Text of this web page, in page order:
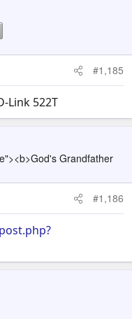
#1,185
Link 522T
Grandfather
#1,186